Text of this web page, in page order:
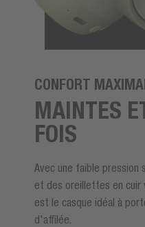
CONFORT
MAINTES
FOIS
Avec une faible pression
et des oreillettes en cuir
est le casque idéal à
d'affilée.